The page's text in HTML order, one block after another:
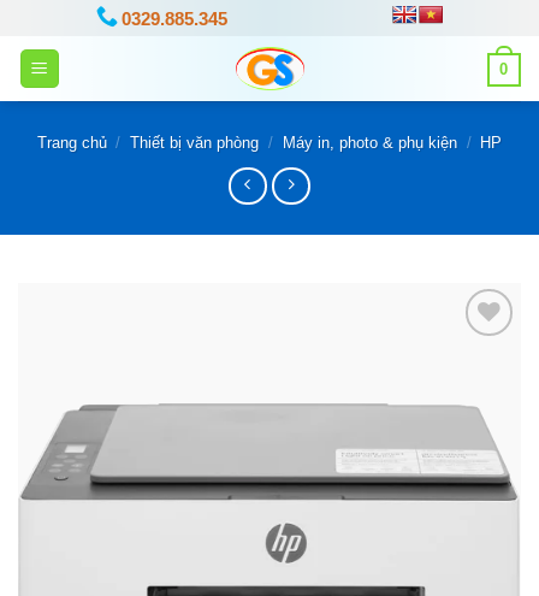
dung
0329.885.345
0
Trang chủ / Thiết bị văn phòng / Máy in, photo & phụ kiện / HP